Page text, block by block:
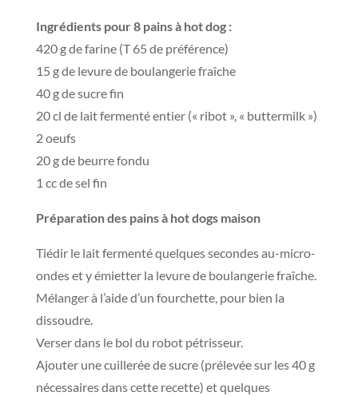
Ingrédients pour 8 pains à hot dog :
420 g de farine (T 65 de préférence)
15 g de levure de boulangerie fraîche
40 g de sucre fin
20 cl de lait fermenté entier (« ribot », « buttermilk »)
2 oeufs
20 g de beurre fondu
1 cc de sel fin
Préparation des pains à hot dogs maison
Tiédir le lait fermenté quelques secondes au-micro-
ondes et y émietter la levure de boulangerie fraîche.
Mélanger à l’aide d’un fourchette, pour bien la
dissoudre.
Verser dans le bol du robot pétrisseur.
Ajouter une cuillerée de sucre (prélevée sur les 40 g
nécessaires dans cette recette) et quelques